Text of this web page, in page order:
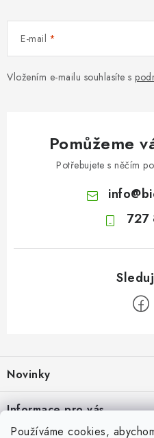
Používáme cookies,
E-mail
Vložením e-mailu souhlasíte s
Pomůžeme
Potřebujete s něčím
info@
727
p
a
t
Novinky
Olivový olej při zácpě: co ukazují
Informace pro vás